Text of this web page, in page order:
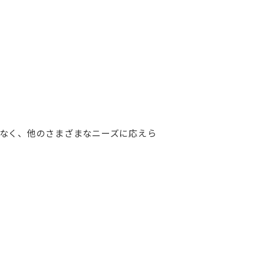
く、他のさまざまなニーズに応えら